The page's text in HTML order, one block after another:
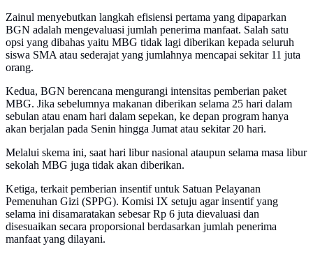
Zainul menyebutkan langkah efisiensi pertama yang dipaparkan
BGN adalah mengevaluasi jumlah penerima manfaat. Salah satu
opsi yang dibahas yaitu MBG tidak lagi diberikan kepada seluruh
siswa SMA atau sederajat yang jumlahnya mencapai sekitar 11 juta
orang.
Kedua, BGN berencana mengurangi intensitas pemberian paket
MBG. Jika sebelumnya makanan diberikan selama 25 hari dalam
sebulan atau enam hari dalam sepekan, ke depan program hanya
akan berjalan pada Senin hingga Jumat atau sekitar 20 hari.
Melalui skema ini, saat hari libur nasional ataupun selama masa libur
sekolah MBG juga tidak akan diberikan.
Ketiga, terkait pemberian insentif untuk Satuan Pelayanan
Pemenuhan Gizi (SPPG). Komisi IX setuju agar insentif yang
selama ini disamaratakan sebesar Rp 6 juta dievaluasi dan
disesuaikan secara proporsional berdasarkan jumlah penerima
manfaat yang dilayani.